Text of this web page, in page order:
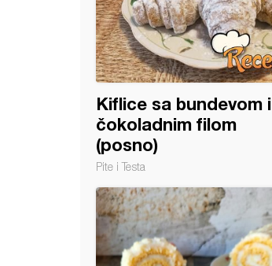
Kiflice sa bundevom i
čokoladnim filom
(posno)
Pite i Testa